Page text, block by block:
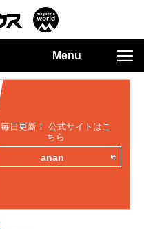
Menu
毎日更新！ 公式サイトはこ
ちら
anan